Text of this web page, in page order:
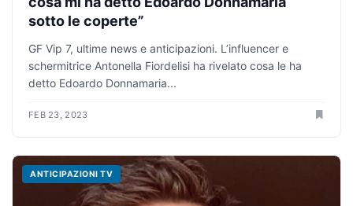
sotto le coperte”
GF Vip 7, ultime news e anticipazioni. L’influencer e
schermitrice Antonella Fiordelisi ha rivelato cosa le ha
detto Edoardo Donnamaria...
FEB 23, 2023
ANTICIPAZIONI TV